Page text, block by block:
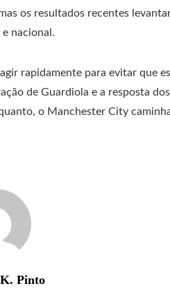
os resultados recentes
nacional.
rapidamente para evitar que
de Guardiola e a resposta
o Manchester City
Pinto